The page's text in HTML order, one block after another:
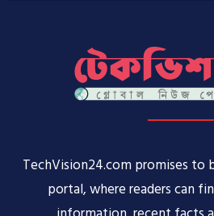
TechVision24.com promises to
portal, where readers can